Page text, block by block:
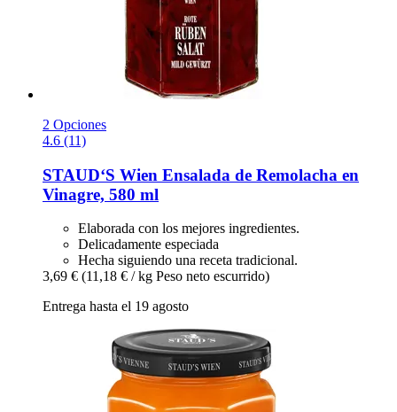
2 Opciones
4.6 (11)
STAUD‘S Wien Ensalada de Remolacha en
Vinagre, 580 ml
Elaborada con los mejores ingredientes.
Delicadamente especiada
Hecha siguiendo una receta tradicional.
3,69 € (11,18 € / kg Peso neto escurrido)
Entrega hasta el 19 agosto